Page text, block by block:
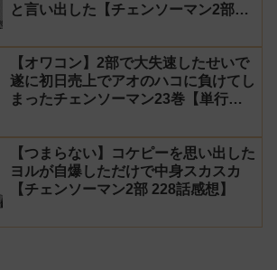
と言い出した【チェンソーマン2部
【オワコン】2部で大失速したせいで
遂に初日売上でアオのハコに負けてし
まったチェンソーマン23巻【単行
【つまらない】コケピーを思い出した
ヨルが自爆しただけで中身スカスカ
【チェンソーマン2部 228話感想】